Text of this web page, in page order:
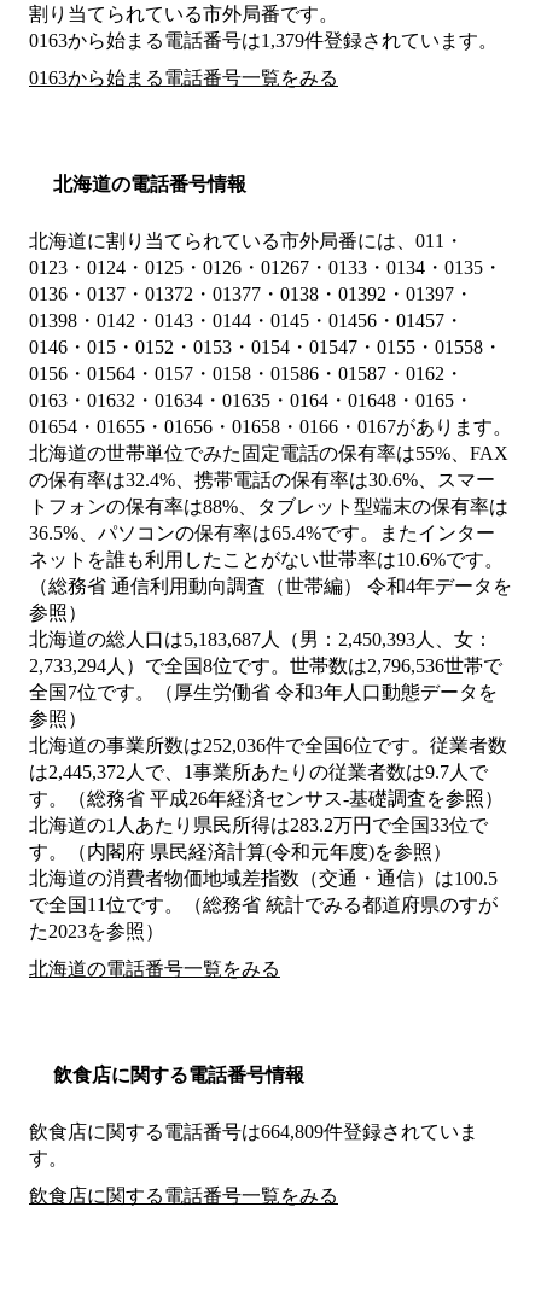
割り当てられている市外局番です。
0163から始まる電話番号は1,379件登録されています。
0163から始まる電話番号一覧をみる
北海道の電話番号情報
北海道に割り当てられている市外局番には、011・
0123・0124・0125・0126・01267・0133・0134・0135・
0136・0137・01372・01377・0138・01392・01397・
01398・0142・0143・0144・0145・01456・01457・
0146・015・0152・0153・0154・01547・0155・01558・
0156・01564・0157・0158・01586・01587・0162・
0163・01632・01634・01635・0164・01648・0165・
01654・01655・01656・01658・0166・0167があります。
北海道の世帯単位でみた固定電話の保有率は55%、FAX
の保有率は32.4%、携帯電話の保有率は30.6%、スマー
トフォンの保有率は88%、タブレット型端末の保有率は
36.5%、パソコンの保有率は65.4%です。またインター
ネットを誰も利用したことがない世帯率は10.6%です。
（総務省 通信利用動向調査（世帯編） 令和4年データを
参照）
北海道の総人口は5,183,687人（男：2,450,393人、女：
2,733,294人）で全国8位です。世帯数は2,796,536世帯で
全国7位です。（厚生労働省 令和3年人口動態データを
参照）
北海道の事業所数は252,036件で全国6位です。従業者数
は2,445,372人で、1事業所あたりの従業者数は9.7人で
す。（総務省 平成26年経済センサス‐基礎調査を参照）
北海道の1人あたり県民所得は283.2万円で全国33位で
す。（内閣府 県民経済計算(令和元年度)を参照）
北海道の消費者物価地域差指数（交通・通信）は100.5
で全国11位です。（総務省 統計でみる都道府県のすが
た2023を参照）
北海道の電話番号一覧をみる
飲食店に関する電話番号情報
飲食店に関する電話番号は664,809件登録されていま
す。
飲食店に関する電話番号一覧をみる